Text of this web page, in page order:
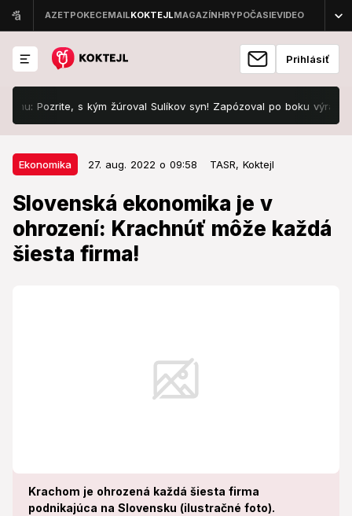
Prihlásiť
s kým žúroval Sulíkov syn! Zapózoval po boku výraznej tváre
Ekonomika 27. aug. 2022 o 09:58 TASR, Koktejl
Slovenská ekonomika je v
ohrození: Krachnúť môže každá
šiesta firma!
Krachom je ohrozená každá šiesta firma
podnikajúca na Slovensku (ilustračné foto).
Ekonomika 27. aug. 2022 o 09:58
Slovenská ekonomika je v
ohrození: Krachnúť môže každá
šiesta firma!